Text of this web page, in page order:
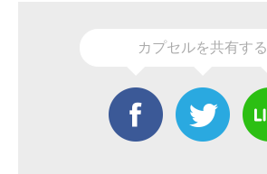
カプセルを共有する
Facebook Twitter